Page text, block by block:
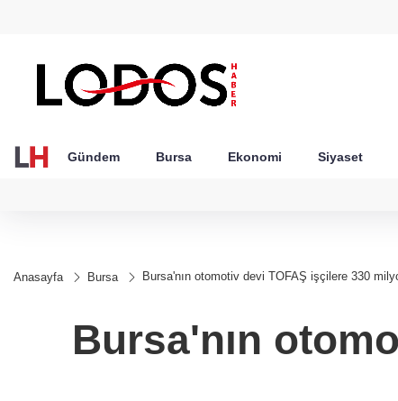
Gündem Bursa Ekonomi Siyaset
Anasayfa Bursa Bursa'nın otomotiv devi TOFAŞ işçilere 330
Bursa'nın